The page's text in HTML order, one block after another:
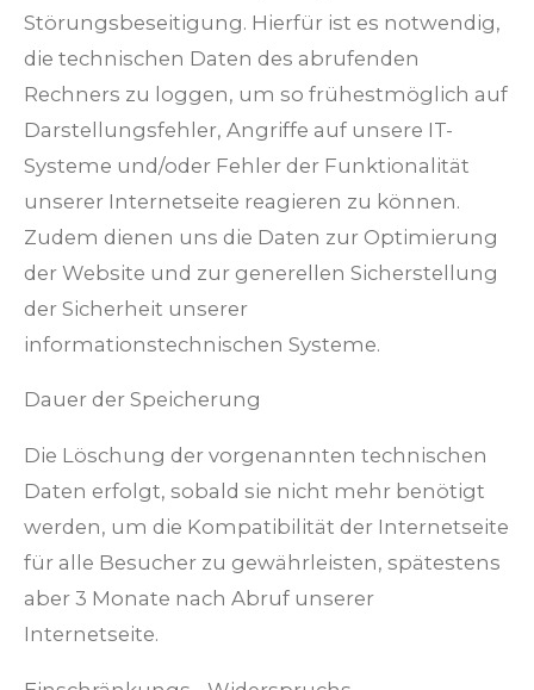
Störungsbeseitigung. Hierfür ist es notwendig,
die technischen Daten des abrufenden
Rechners zu loggen, um so frühestmöglich auf
Darstellungsfehler, Angriffe auf unsere IT-
Systeme und/oder Fehler der Funktionalität
unserer Internetseite reagieren zu können.
Zudem dienen uns die Daten zur Optimierung
der Website und zur generellen Sicherstellung
der Sicherheit unserer
informationstechnischen Systeme.
Dauer der Speicherung
Die Löschung der vorgenannten technischen
Daten erfolgt, sobald sie nicht mehr benötigt
werden, um die Kompatibilität der Internetseite
für alle Besucher zu gewährleisten, spätestens
aber 3 Monate nach Abruf unserer
Internetseite.